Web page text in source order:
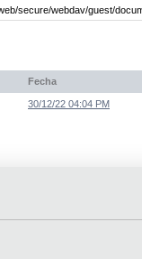
Fecha
30/12/22 04:04 PM